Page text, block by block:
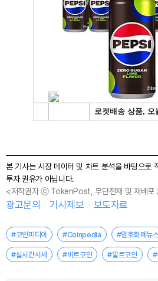
본 기사는 시장 데이터 및 차트 분석을 바탕으로
투자 권유가 아닙니다.
<저작권자 ⓒ TokenPost, 무단전재 및 재배포
광고문의 기사제보 보도자료
#코인피디아 #Coinpedia #암호화폐뉴
#실시간시세 #비트코인 #알트코인 #